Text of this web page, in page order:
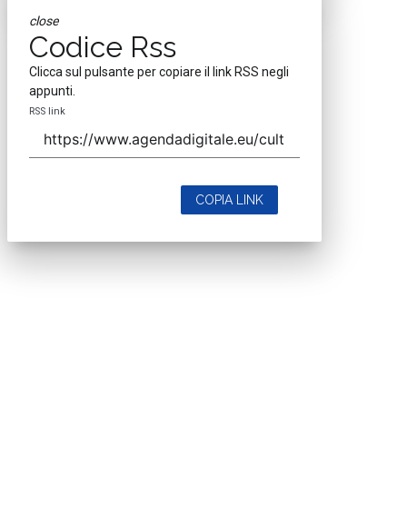
close
Codice Rss
Clicca sul pulsante per copiare il link RSS negli
appunti.
RSS link
COPIA LINK